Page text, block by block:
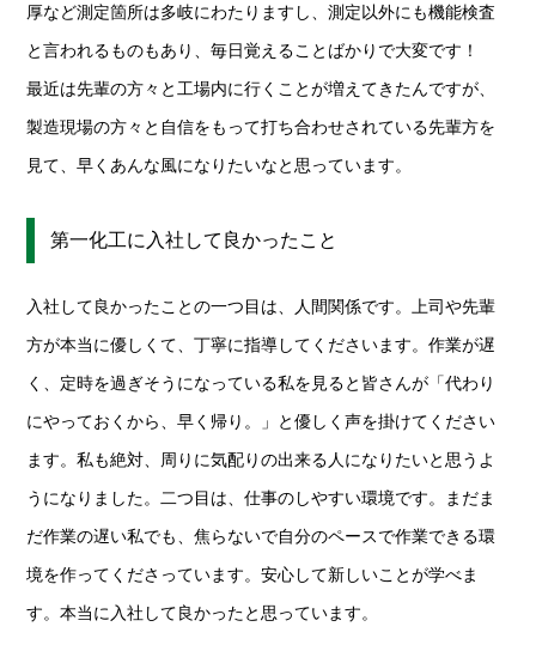
厚など測定箇所は多岐にわたりますし、測定以外にも機能検査
と言われるものもあり、毎日覚えることばかりで大変です！
最近は先輩の方々と工場内に行くことが増えてきたんですが、
製造現場の方々と自信をもって打ち合わせされている先輩方を
見て、早くあんな風になりたいなと思っています。
第一化工に入社して良かったこと
入社して良かったことの一つ目は、人間関係です。上司や先輩
方が本当に優しくて、丁寧に指導してくださいます。作業が遅
く、定時を過ぎそうになっている私を見ると皆さんが「代わり
にやっておくから、早く帰り。」と優しく声を掛けてください
ます。私も絶対、周りに気配りの出来る人になりたいと思うよ
うになりました。二つ目は、仕事のしやすい環境です。まだま
だ作業の遅い私でも、焦らないで自分のペースで作業できる環
境を作ってくださっています。安心して新しいことが学べま
す。本当に入社して良かったと思っています。